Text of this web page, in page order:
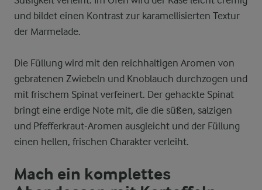
und bildet einen Kontrast zur karamellisierten Textur
der Marmelade.
Die Füllung wird mit den reichhaltigen Aromen von
gebratenen Zwiebeln und Knoblauch durchzogen und
mit frischem Spinat verfeinert. Der gehackte Spinat
bringt eine erdige Note mit, die die süßen, salzigen
und Pfefferkraut-Aromen ausgleicht und der Füllung
einen hellen, frischen Charakter verleiht.
Mach ein komplettes